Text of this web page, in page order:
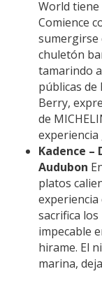
World
Comience
sumergirse
chuletón
tamarindo
públicas de
Berry,
de
experiencia
Kadence –
Audubon
platos
sacrifica
impecable
hirame. El
marina,